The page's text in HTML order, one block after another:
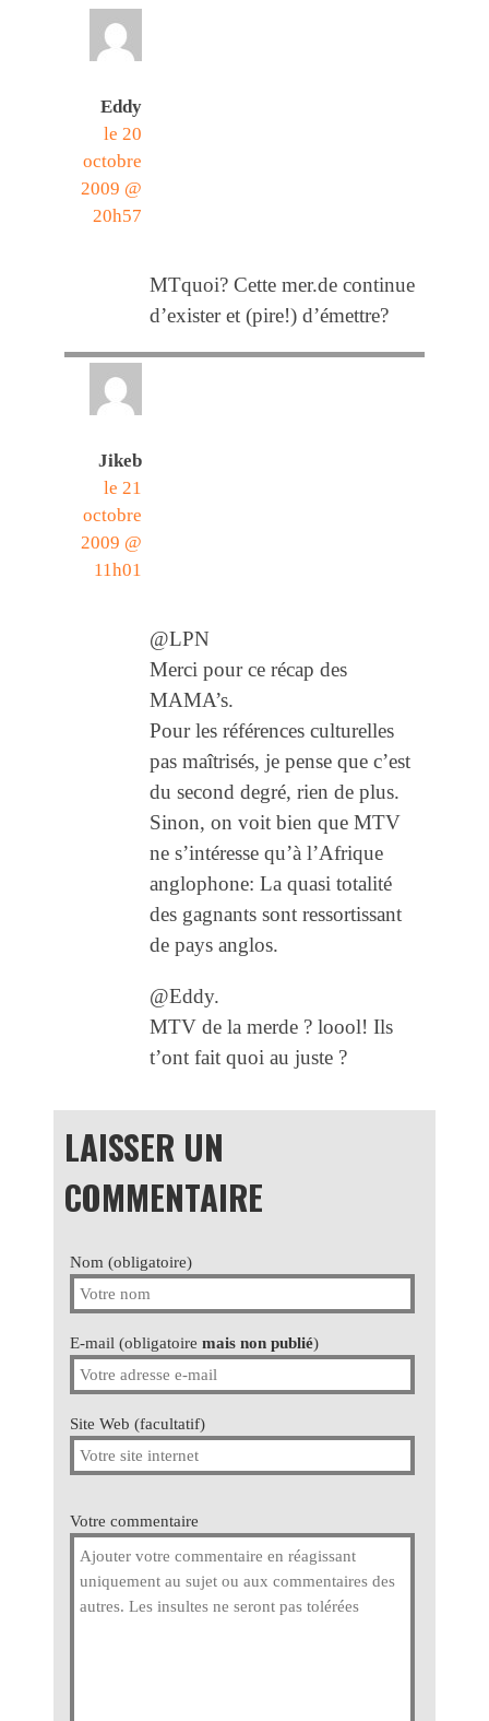
Eddy
le 20
octobre
2009 @
20h57
MTquoi? Cette mer.de continue
d’exister et (pire!) d’émettre?
Jikeb
le 21
octobre
2009 @
11h01
@LPN
Merci pour ce récap des
MAMA’s.
Pour les références culturelles
pas maîtrisés, je pense que c’est
du second degré, rien de plus.
Sinon, on voit bien que MTV
ne s’intéresse qu’à l’Afrique
anglophone: La quasi totalité
des gagnants sont ressortissant
de pays anglos.
@Eddy.
MTV de la merde ? loool! Ils
t’ont fait quoi au juste ?
LAISSER UN
COMMENTAIRE
Nom (obligatoire)
E-mail (obligatoire mais non publié)
Site Web (facultatif)
Votre commentaire